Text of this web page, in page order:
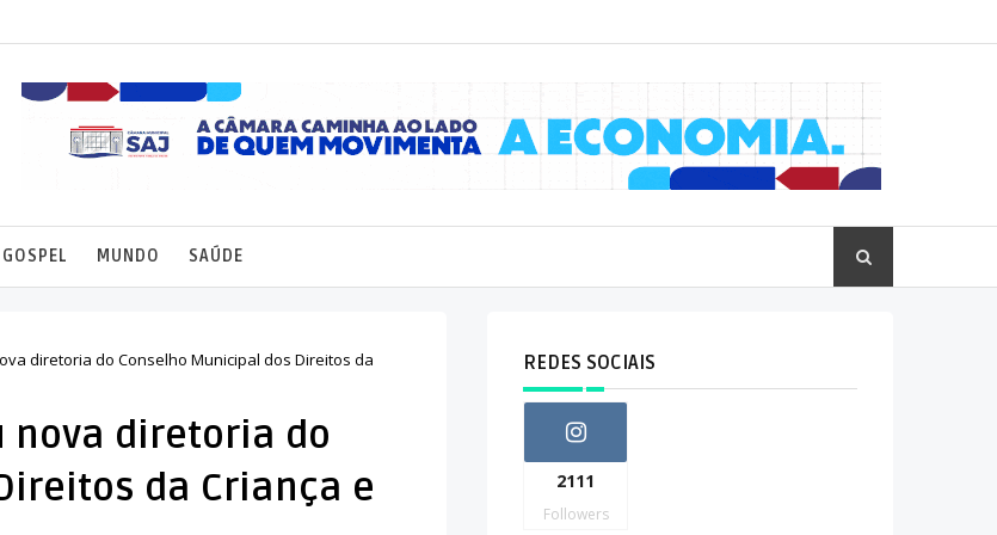
GOSPEL MUNDO SAÚDE
diretoria do Conselho Municipal dos Direitos da
nova diretoria do
da Criança e
REDES SOCIAIS
2111
Followers